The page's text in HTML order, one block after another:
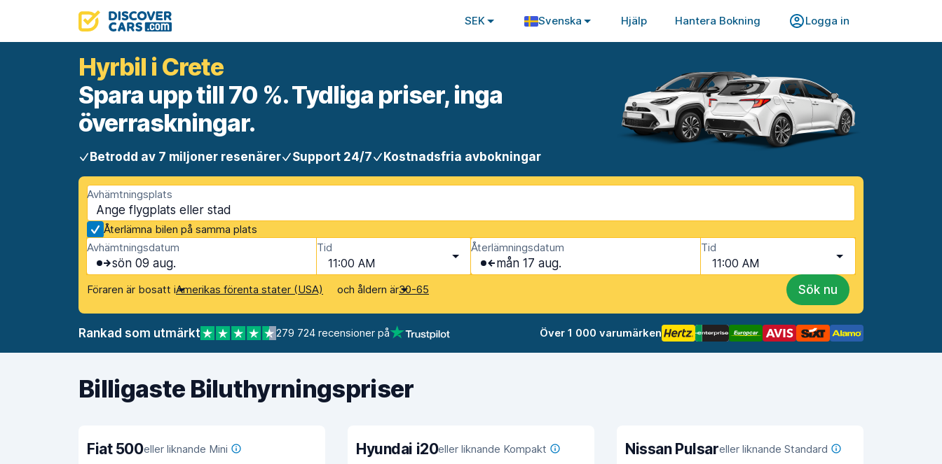
SEK Svenska Hjälp Hantera Bokning Logga in
Hyrbil i Crete
Spara upp till 70 %. Tydliga priser, inga
överraskningar.
Betrodd av 7 miljoner resenärer Support 24/7 Kostnadsfria avbokningar
Avhämtningsplats
Återlämna bilen på samma plats
Avhämtningsdatum
sön 09 aug.
Tid
11:00 AM
Återlämningsdatum
mån 17 aug.
Tid
11:00 AM
Föraren är bosatt iAmerikas förenta stater (USA) och åldern är30-65 Sök nu
Rankad som utmärkt 279 724 recensioner på Över 1 000 varumärken
Billigaste Biluthyrningspriser
Fiat 500eller liknande Mini
Hyundai i20eller liknande Kompakt
Nissan Pulsareller liknande Standard